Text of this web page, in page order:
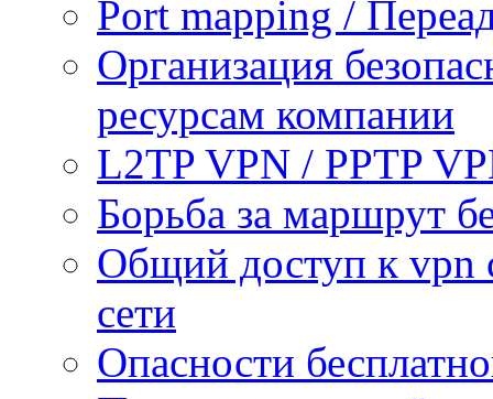
Port mapping /
Организация
ресурсам компании
L2TP VPN / PPTP
Борьба за маршрут
Общий доступ к vpn
сети
Опасности